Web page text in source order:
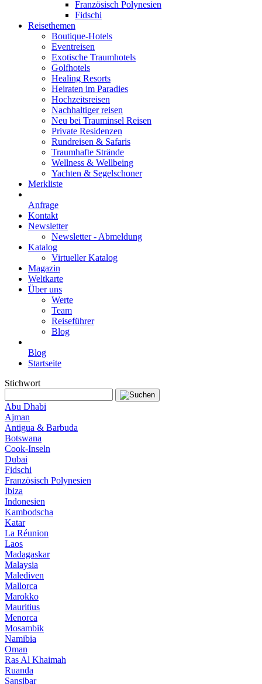
Französisch Polynesien
Fidschi
Reisethemen
Boutique-Hotels
Eventreisen
Exotische Traumhotels
Golfhotels
Healing Resorts
Heiraten im Paradies
Hochzeitsreisen
Nachhaltiger reisen
Neu bei Trauminsel Reisen
Private Residenzen
Rundreisen & Safaris
Traumhafte Strände
Wellness & Wellbeing
Yachten & Segelschoner
Merkliste
Anfrage
Kontakt
Newsletter
Newsletter - Abmeldung
Katalog
Virtueller Katalog
Magazin
Weltkarte
Über uns
Werte
Team
Reiseführer
Blog
Blog
Startseite
Stichwort
Abu Dhabi
Ajman
Antigua & Barbuda
Botswana
Cook-Inseln
Dubai
Fidschi
Französisch Polynesien
Ibiza
Indonesien
Kambodscha
Katar
La Réunion
Laos
Madagaskar
Malaysia
Malediven
Mallorca
Marokko
Mauritius
Menorca
Mosambik
Namibia
Oman
Ras Al Khaimah
Ruanda
Sansibar